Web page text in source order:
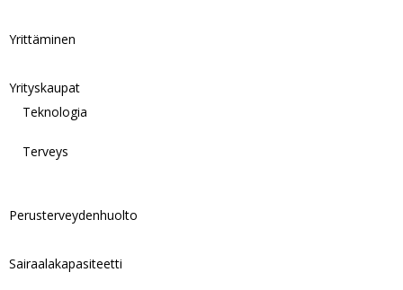
Yrittäminen
Yrityskaupat
Teknologia
Terveys
Perusterveydenhuolto
Sairaalakapasiteetti